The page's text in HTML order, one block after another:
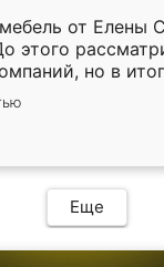
от Елены
этого
но в
обговорили
всё
Изготовили в
встала на свое
выглядит так,
Еще